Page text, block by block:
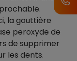
la gouttière
peroxyde de
de supprimer
les dents.